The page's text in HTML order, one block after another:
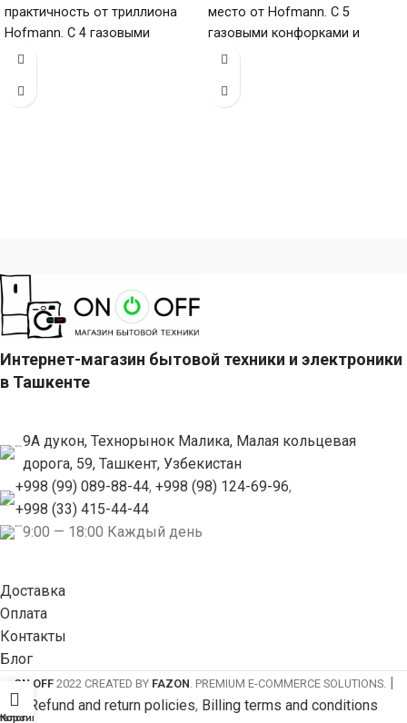
практичность от триллиона
Hofmann. С 4 газовыми
конфорками и поверхностью
(габариты
место от Hofmann. С 5
газовыми конфорками и
поверхностью из
(габариты 80
Интернет-магазин бытовой техники и электроники
в Ташкенте
9А дукон, Технорынок Малика, Малая кольцевая
дорога, 59, Ташкент, Узбекистан
+998 (99) 089-88-44, +998 (98) 124-69-96,
+998 (33) 415-44-44
9:00 — 18:00 Каждый день
Доставка
Оплата
Контакты
Блог
ON OFF 2022 CREATED BY FAZON. PREMIUM E-COMMERCE SOLUTIONS.|
Refund and return policies, Billing terms and conditions
Корзина